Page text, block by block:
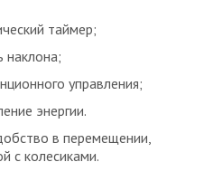
таймер;
наклона;
управления;
энергии.
в перемещении,
с колесиками.